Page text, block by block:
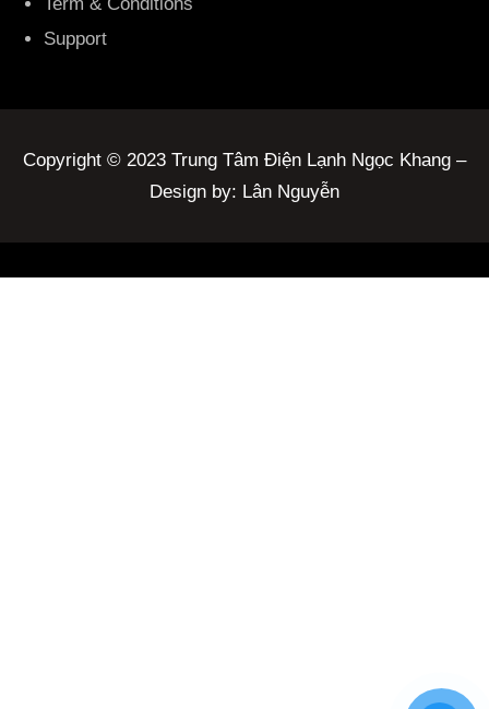
Support
Copyright © 2023 Trung Tâm Điện Lạnh Ngọc Khang –
Design by: Lân Nguyễn